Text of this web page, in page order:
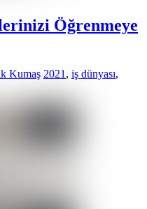
Öğrenmeye
Kumaş 2021 , iş dünyası,